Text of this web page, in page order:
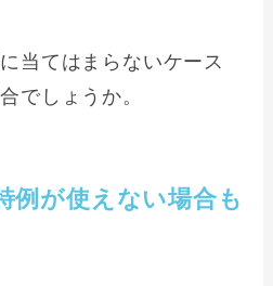
当てはまらないケース
でしょうか。
例が使えない場合も